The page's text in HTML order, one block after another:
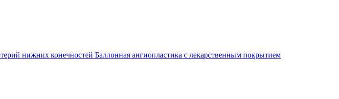
нижних конечностей Баллонная ангиопластика с лекарственным покрытием